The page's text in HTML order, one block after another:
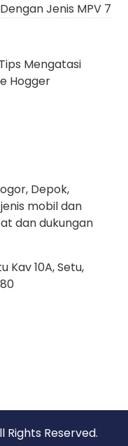
Depok,
mobil dan
dan dukungan
Kav 10A, Setu,
Jenis MPV 7
Mengatasi
Hogger
Rights Reserved.